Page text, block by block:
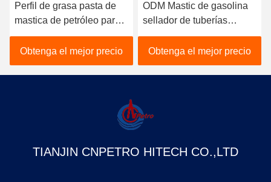
Perfil de grasa pasta de
mastica de petróleo para
protección contra la
corrosión marina
Obtenga el mejor precio
ODM Mastic de gasolina
sellador de tuberías
mastilla no endurecedora
para válvulas o bridas
color amarillo
Obtenga el mejor precio
TIANJIN CNPETRO HITECH CO.,LTD